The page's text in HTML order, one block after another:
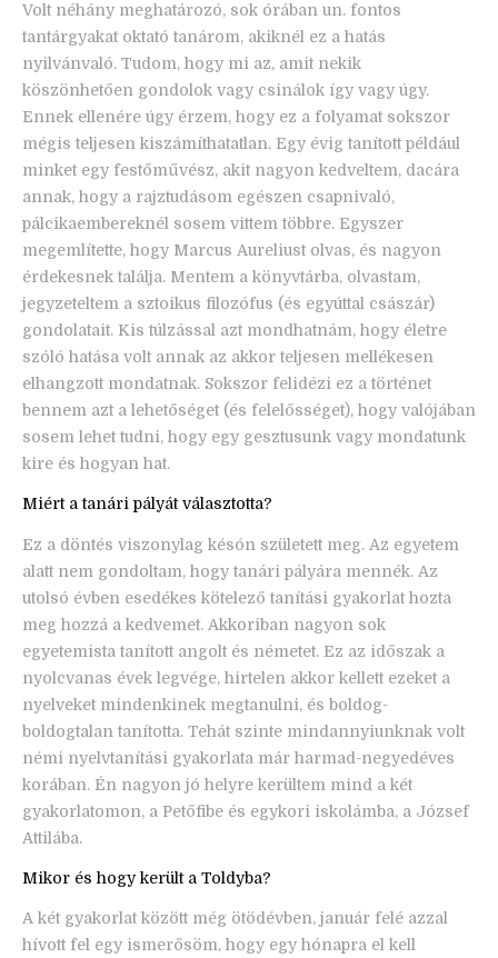
Volt néhány meghatározó, sok órában un. fontos
tantárgyakat oktató tanárom, akiknél ez a hatás
nyilvánvaló. Tudom, hogy mi az, amit nekik
köszönhetően gondolok vagy csinálok így vagy úgy.
Ennek ellenére úgy érzem, hogy ez a folyamat sokszor
mégis teljesen kiszámíthatatlan. Egy évig tanított például
minket egy festőművész, akit nagyon kedveltem, dacára
annak, hogy a rajztudásom egészen csapnivaló,
pálcikaembereknél sosem vittem többre. Egyszer
megemlítette, hogy Marcus Aureliust olvas, és nagyon
érdekesnek találja. Mentem a könyvtárba, olvastam,
jegyzeteltem a sztoikus filozófus (és egyúttal császár)
gondolatait. Kis túlzással azt mondhatnám, hogy életre
szóló hatása volt annak az akkor teljesen mellékesen
elhangzott mondatnak. Sokszor felidézi ez a történet
bennem azt a lehetőséget (és felelősséget), hogy valójában
sosem lehet tudni, hogy egy gesztusunk vagy mondatunk
kire és hogyan hat.
Miért a tanári pályát választotta?
Ez a döntés viszonylag késón született meg. Az egyetem
alatt nem gondoltam, hogy tanári pályára mennék. Az
utolsó évben esedékes kötelező tanítási gyakorlat hozta
meg hozzá a kedvemet. Akkoriban nagyon sok
egyetemista tanított angolt és németet. Ez az időszak a
nyolcvanas évek legvége, hirtelen akkor kellett ezeket a
nyelveket mindenkinek megtanulni, és boldog-
boldogtalan tanította. Tehát szinte mindannyiunknak volt
némi nyelvtanítási gyakorlata már harmad-negyedéves
korában. Én nagyon jó helyre kerültem mind a két
gyakorlatomon, a Petőfibe és egykori iskolámba, a József
Attilába.
Mikor és hogy került a Toldyba?
A két gyakorlat között még ötödévben, január felé azzal
hívott fel egy ismerősöm, hogy egy hónapra el kell